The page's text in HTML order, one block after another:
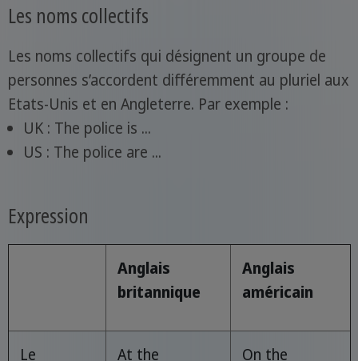
Les noms collectifs
Les noms collectifs qui désignent un groupe de
personnes s’accordent différemment au pluriel aux
Etats-Unis et en Angleterre. Par exemple :
UK : The police is ...
US : The police are ...
Expression
Anglais
britannique
Anglais
américain
Le At the On the